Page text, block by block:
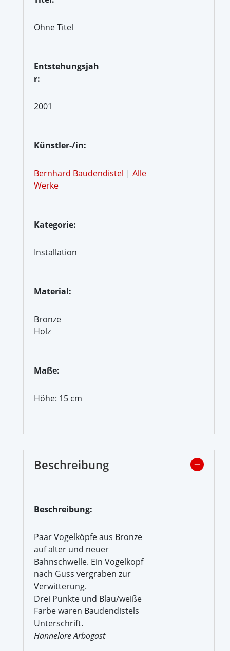
Ohne Titel
Entstehungsjah
r:
2001
Künstler-/in:
Bernhard Baudendistel | Alle
Werke
Kategorie:
Installation
Material:
Bronze
Holz
Maße:
Höhe: 15 cm
Beschreibung
Beschreibung:
Paar Vogelköpfe aus Bronze
auf alter und neuer
Bahnschwelle. Ein Vogelkopf
nach Guss vergraben zur
Verwitterung.
Drei Punkte und Blau/weiße
Farbe waren Baudendistels
Unterschrift.
Hannelore Arbogast